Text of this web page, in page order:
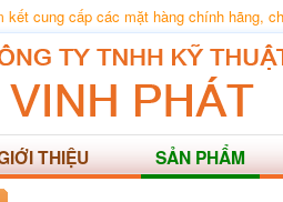
kết cung cấp các mặt hàng chính hãng,
THIỆU SẢN PHẨM